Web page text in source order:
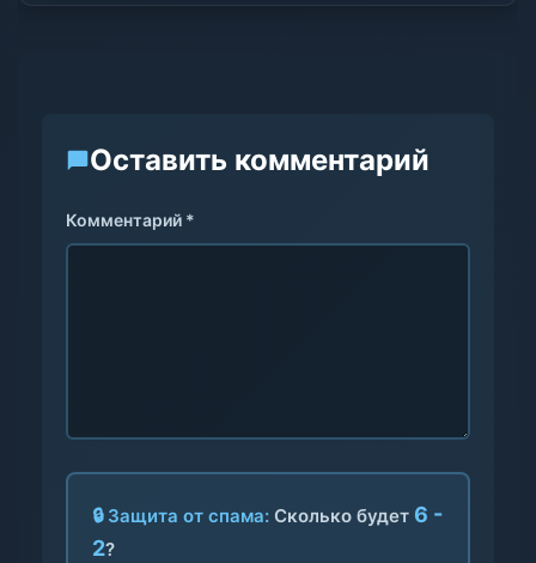
Оставить комментарий
Комментарий *
🔒 Защита от спама: Сколько будет 6 -
2?